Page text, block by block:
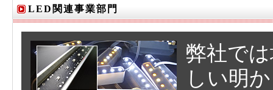
LED関連事業部門
弊社で
しい明